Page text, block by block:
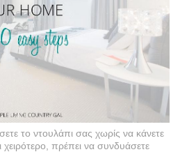
το ντουλάπι σας χωρίς να κάνετε
χειρότερο, πρέπει να συνδυάσετε